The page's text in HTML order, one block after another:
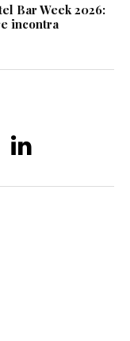
Bar Week 2026:
incontra